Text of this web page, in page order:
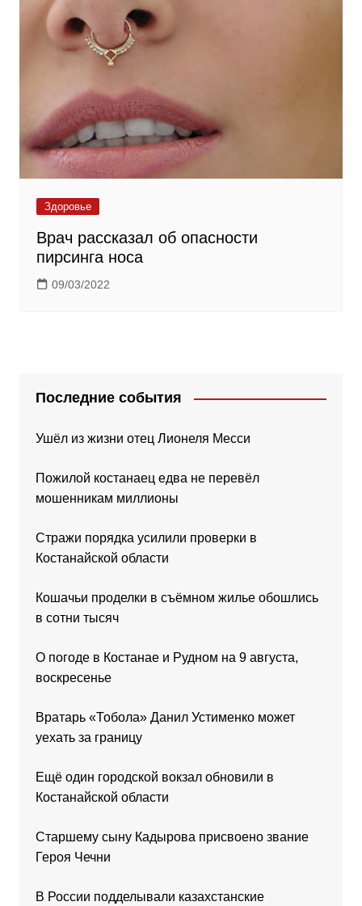
Здоровье
Врач рассказал об опасности
пирсинга носа
09/03/2022
Последние события
Ушёл из жизни отец Лионеля Месси
Пожилой костанаец едва не перевёл
мошенникам миллионы
Стражи порядка усилили проверки в
Костанайской области
Кошачьи проделки в съёмном жилье обошлись
в сотни тысяч
О погоде в Костанае и Рудном на 9 августа,
воскресенье
Вратарь «Тобола» Данил Устименко может
уехать за границу
Ещё один городской вокзал обновили в
Костанайской области
Старшему сыну Кадырова присвоено звание
Героя Чечни
В России подделывали казахстанские